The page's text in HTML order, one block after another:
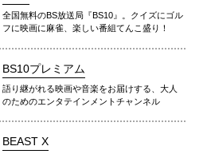
全国無料のBS放送局『BS10』。クイズにゴル
フに映画に麻雀、楽しい番組てんこ盛り！
BS10プレミアム
語り継がれる映画や音楽をお届けする、大人
のためのエンタテインメントチャンネル
BEAST X